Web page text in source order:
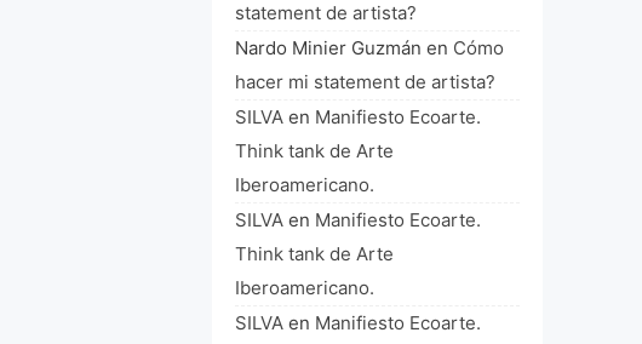
statement de artista?
Nardo Minier Guzmán en Cómo
hacer mi statement de artista?
SILVA en Manifiesto Ecoarte.
Think tank de Arte
Iberoamericano.
SILVA en Manifiesto Ecoarte.
Think tank de Arte
Iberoamericano.
SILVA en Manifiesto Ecoarte.